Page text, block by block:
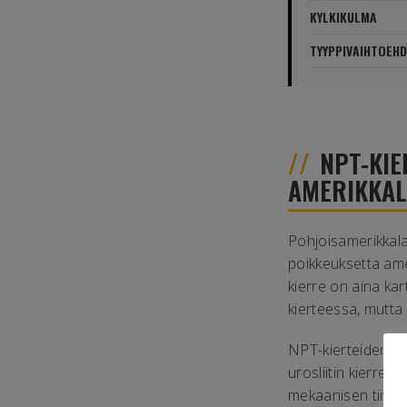
KYLKIKULMA
NPT-
poikkeuksetta
kierre on aina
kierteessä,
NPT-kierteiden
urosliitin
mekaanisen